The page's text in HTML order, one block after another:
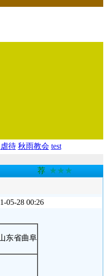
虐待 秋雨教会 test
荐 ★★★
05-28 00:26
东省曲阜